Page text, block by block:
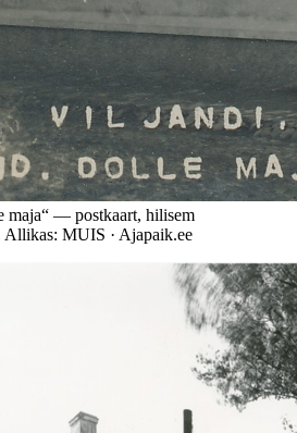
maja“ — postkaart, hilisem
Allikas: MUIS · Ajapaik.ee